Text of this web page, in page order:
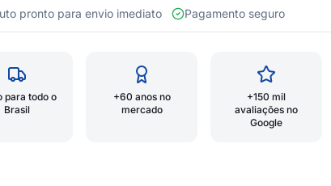
pronto para envio imediato
Pagamento seguro
para todo o
Brasil
+60 anos no
mercado
+150 mil
avaliações no
Google